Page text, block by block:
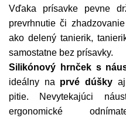
Vďaka prísavke pevne
prevrhnutie či
ako delený tanierik,
samostatne bez prísavky.
Silikónový hrnček s
ideálny na prvé dúškyaj
pitie. Nevytekajúci
ergonomické